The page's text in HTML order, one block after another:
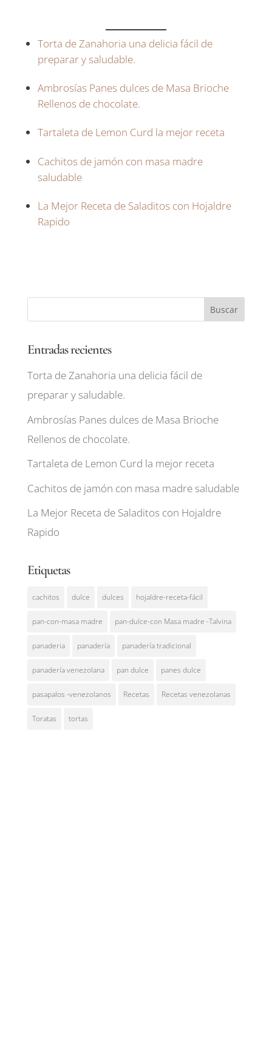
Torta de Zanahoria una delicia fácil de
preparar y saludable.
Ambrosías Panes dulces de Masa Brioche
Rellenos de chocolate.
Tartaleta de Lemon Curd la mejor receta
Cachitos de jamón con masa madre
saludable
La Mejor Receta de Saladitos con Hojaldre
Rapido
Entradas recientes
Torta de Zanahoria una delicia fácil de
preparar y saludable.
Ambrosías Panes dulces de Masa Brioche
Rellenos de chocolate.
Tartaleta de Lemon Curd la mejor receta
Cachitos de jamón con masa madre saludable
La Mejor Receta de Saladitos con Hojaldre
Rapido
Etiquetas
cachitos dulce dulces hojaldre-receta-fácil
pan-con-masa madre pan-dulce-con Masa madre -Talvina
panaderia panadería panadería tradicional
panadería venezolana pan dulce panes dulce
pasapalos -venezolanos Recetas Recetas venezolanas
Toratas tortas